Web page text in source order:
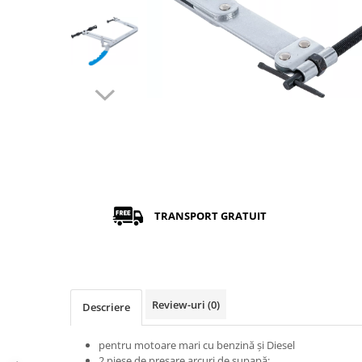
TRANSPORT GRATUIT
Descriere Review-uri (0)
pentru motoare mari cu benzină şi Diesel